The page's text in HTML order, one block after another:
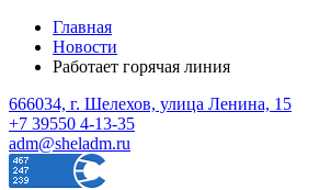
Главная
Новости
Работает горячая линия
666034, г. Шелехов, улица Ленина, 15
+7 39550 4-13-35
adm@sheladm.ru